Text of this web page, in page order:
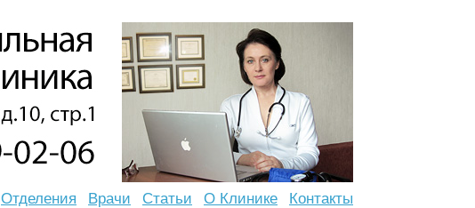
Отделения Врачи Статьи О Клинике Контакты